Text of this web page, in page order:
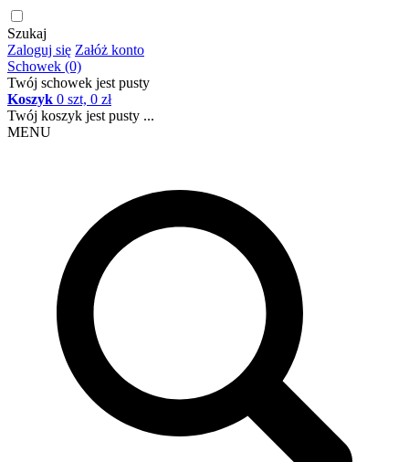
Szukaj
Zaloguj się Załóż konto
Schowek (0)
Twój schowek jest pusty
Koszyk 0 szt, 0 zł
Twój koszyk jest pusty ...
MENU